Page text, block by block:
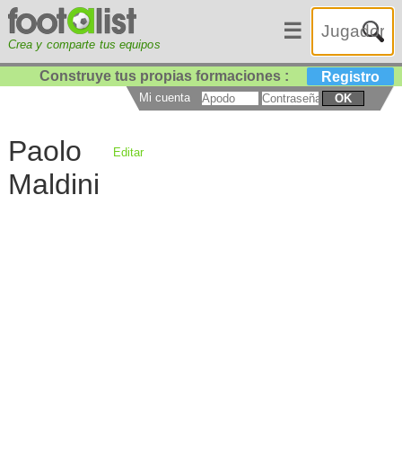
Crea y comparte tus equipos
☰
Construye tus propias formaciones : Registro
Mi cuenta OK
Paolo
Maldini
Editar